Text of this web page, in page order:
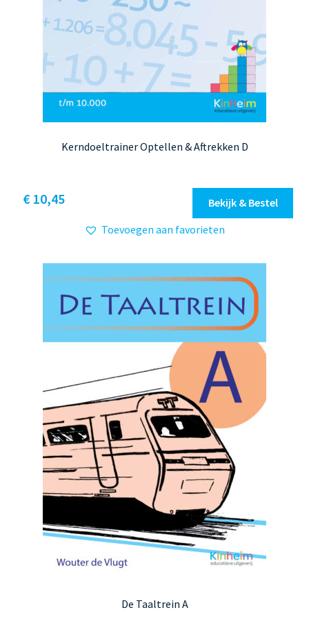
Kerndoeltrainer Optellen & Aftrekken D
€ 10,45 Bekijk & Bestel
heeft
variaties.
Deze
optie
kan
gekozen
productpagina
Toevoegen aan favorieten
De Taaltrein A